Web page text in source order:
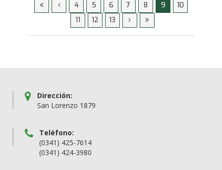
4 5 6 7 8 9
10
11
12 13
Dirección:
San Lorenzo 1879
Teléfono:
(0341) 425-7614
(0341) 424-3980